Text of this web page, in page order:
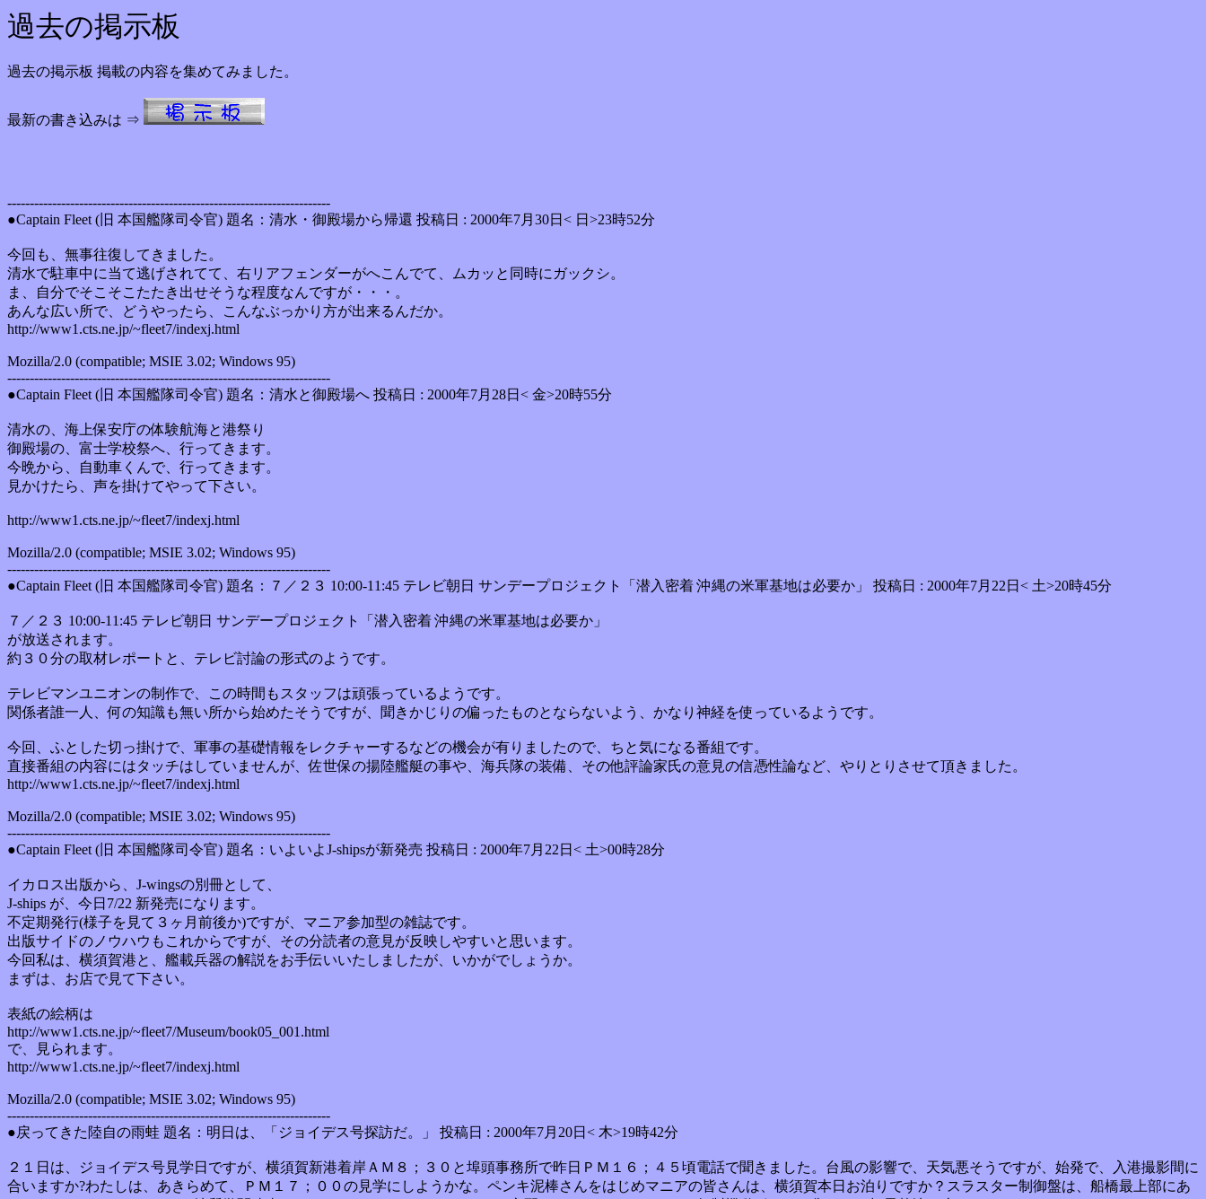
過去の掲示板
過去の掲示板 掲載の内容を集めてみました。
最新の書き込みは ⇒
------------------------------------------------------------------------
●Captain Fleet (旧 本国艦隊司令官) 題名：清水・御殿場から帰還 投稿日 : 2000年7月30日< 日>23時52分
今回も、無事往復してきました。
清水で駐車中に当て逃げされてて、右リアフェンダーがへこんでて、ムカッと同時にガックシ。
ま、自分でそこそこたたき出せそうな程度なんですが・・・。
あんな広い所で、どうやったら、こんなぶっかり方が出来るんだか。
http://www1.cts.ne.jp/~fleet7/indexj.html
Mozilla/2.0 (compatible; MSIE 3.02; Windows 95)
------------------------------------------------------------------------
●Captain Fleet (旧 本国艦隊司令官) 題名：清水と御殿場へ 投稿日 : 2000年7月28日< 金>20時55分
清水の、海上保安庁の体験航海と港祭り
御殿場の、富士学校祭へ、行ってきます。
今晩から、自動車くんで、行ってきます。
見かけたら、声を掛けてやって下さい。
http://www1.cts.ne.jp/~fleet7/indexj.html
Mozilla/2.0 (compatible; MSIE 3.02; Windows 95)
------------------------------------------------------------------------
●Captain Fleet (旧 本国艦隊司令官) 題名：７／２３ 10:00-11:45 テレビ朝日 サンデープロジェクト「潜入密着 沖縄の米軍基地は必要か」 投稿日 : 2000年7月22日< 土>20時45分
７／２３ 10:00-11:45 テレビ朝日 サンデープロジェクト「潜入密着 沖縄の米軍基地は必要か」
が放送されます。
約３０分の取材レポートと、テレビ討論の形式のようです。
テレビマンユニオンの制作で、この時間もスタッフは頑張っているようです。
関係者誰一人、何の知識も無い所から始めたそうですが、聞きかじりの偏ったものとならないよう、かなり神経を使っているようです。
今回、ふとした切っ掛けで、軍事の基礎情報をレクチャーするなどの機会が有りましたので、ちと気になる番組です。
直接番組の内容にはタッチはしていませんが、佐世保の揚陸艦艇の事や、海兵隊の装備、その他評論家氏の意見の信憑性論など、やりとりさせて頂きました。
http://www1.cts.ne.jp/~fleet7/indexj.html
Mozilla/2.0 (compatible; MSIE 3.02; Windows 95)
------------------------------------------------------------------------
●Captain Fleet (旧 本国艦隊司令官) 題名：いよいよJ-shipsが新発売 投稿日 : 2000年7月22日< 土>00時28分
イカロス出版から、J-wingsの別冊として、
J-ships が、今日7/22 新発売になります。
不定期発行(様子を見て３ヶ月前後か)ですが、マニア参加型の雑誌です。
出版サイドのノウハウもこれからですが、その分読者の意見が反映しやすいと思います。
今回私は、横須賀港と、艦載兵器の解説をお手伝いいたしましたが、いかがでしょうか。
まずは、お店で見て下さい。
表紙の絵柄は
http://www1.cts.ne.jp/~fleet7/Museum/book05_001.html
で、見られます。
http://www1.cts.ne.jp/~fleet7/indexj.html
Mozilla/2.0 (compatible; MSIE 3.02; Windows 95)
------------------------------------------------------------------------
●戻ってきた陸自の雨蛙 題名：明日は、「ジョイデス号探訪だ。」 投稿日 : 2000年7月20日< 木>19時42分
２１日は、ジョイデス号見学日ですが、横須賀新港着岸ＡＭ８；３０と埠頭事務所で昨日ＰＭ１６；４５頃電話で聞きました。台風の影響で、天気悪そうですが、始発で、入港撮影間に
合いますか?わたしは、あきらめて、ＰＭ１７；００の見学にしようかな。ペンキ泥棒さんをはじめマニアの皆さんは、横須賀本日お泊りですか？スラスター制御盤は、船橋最上部にあ